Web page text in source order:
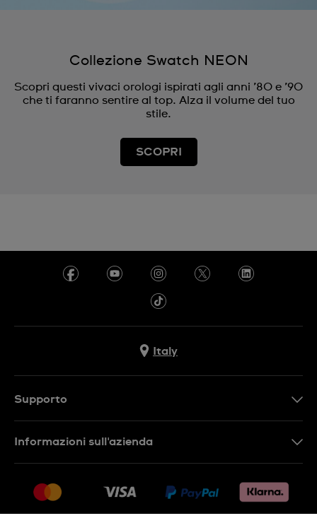
Collezione Swatch NEON
Scopri questi vivaci orologi ispirati agli anni ’80 e ’90
che ti faranno sentire al top. Alza il volume del tuo
stile.
SCOPRI
Italy
Supporto
Restituzione
Informazioni sull'azienda
Lavora con noi